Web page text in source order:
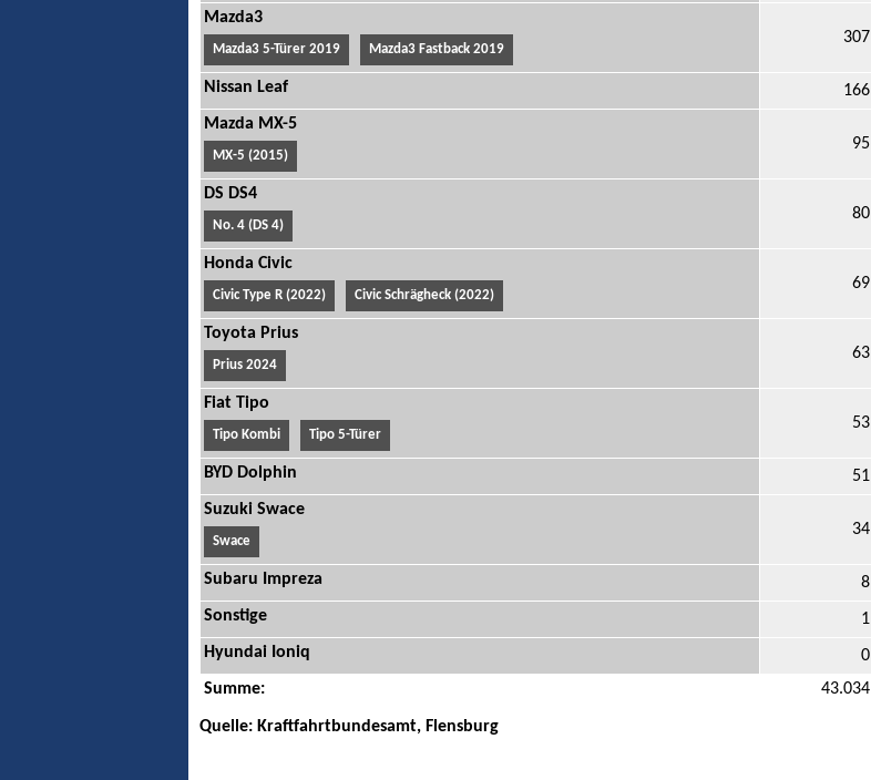
Mazda3
Mazda3 5-Türer 2019 Mazda3 Fastback 2019
307
Nissan Leaf 166
Mazda MX-5
MX-5 (2015)
95
DS DS4
No. 4 (DS 4)
80
Honda Civic
Civic Type R (2022) Civic Schrägheck (2022)
69
Toyota Prius
Prius 2024
63
Fiat Tipo
Tipo Kombi Tipo 5-Türer
53
BYD Dolphin 51
Suzuki Swace
Swace
34
Subaru Impreza 8
Sonstige
1
Hyundai Ioniq
0
Summe:
43.034
Quelle: Kraftfahrtbundesamt, Flensburg